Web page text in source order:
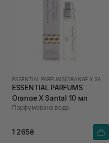
ESSENTIAL PARFUMS
ESSENTIAL PARFUMS
Orange X Santal 10 мл
Парфумована вода
1 265₴